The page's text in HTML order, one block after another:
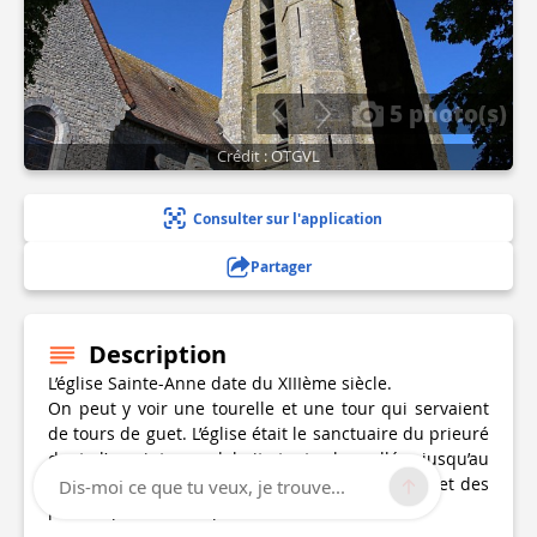
5 photo(s)
Crédit : OTGVL
Consulter sur l'application
Partager
Description
L’église Sainte-Anne date du XIIIème siècle.
On peut y voir une tourelle et une tour qui servaient
de tours de guet. L’église était le sanctuaire du prieuré
dont l’enceinte englobait toute la vallée jusqu’au
Lunain. Elle était aussi le refuge des habitants et des
prieurs pendant les périodes troublées.
Dis-moi ce que tu veux, je trouve...